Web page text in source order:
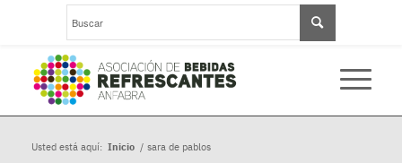
Usted está aquí: Inicio / sara de pablos